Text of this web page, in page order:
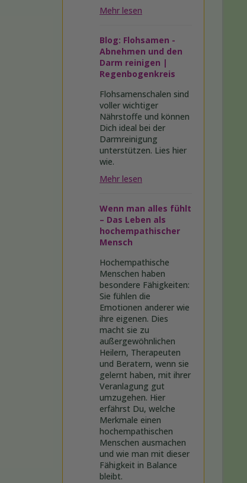
Mehr lesen
Blog: Flohsamen -
Abnehmen und den
Darm reinigen |
Regenbogenkreis
Flohsamenschalen sind
voller wichtiger
Nährstoffe und können
Dich ideal bei der
Darmreinigung
unterstützen. Lies hier
wie.
Mehr lesen
Wenn man alles fühlt
– Das Leben als
hochempathischer
Mensch
Hochempathische
Menschen haben
besondere Fähigkeiten:
Sie fühlen die
Emotionen anderer wie
ihre eigenen. Dies
macht sie zu
außergewöhnlichen
Heilern, Therapeuten
und Beratern, wenn sie
gelernt haben, mit ihrer
Veranlagung gut
umzugehen. Hier
erfährst Du, welche
Merkmale einen
hochempathischen
Menschen ausmachen
und wie man mit dieser
Fähigkeit in Balance
bleibt.